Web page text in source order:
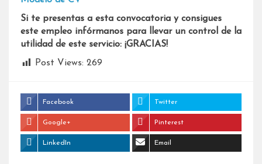
Si te presentas a esta convocatoria y consigues
este empleo infórmanos para llevar un control de la
utilidad de este servicio: ¡GRACIAS!
Post Views: 269
Facebook Twitter
Google+ Pinterest
LinkedIn Email